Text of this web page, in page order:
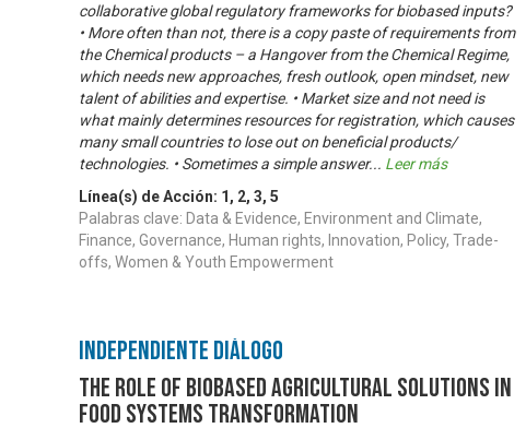
collaborative global regulatory frameworks for biobased inputs?
• More often than not, there is a copy paste of requirements from
the Chemical products – a Hangover from the Chemical Regime,
which needs new approaches, fresh outlook, open mindset, new
talent of abilities and expertise. • Market size and not need is
what mainly determines resources for registration, which causes
many small countries to lose out on beneficial products/
technologies. • Sometimes a simple answer... Leer más
Línea(s) de Acción: 1 , 2, 3, 5
Palabras clave: Data & Evidence, Environment and Climate,
Finance, Governance, Human rights, Innovation, Policy, Trade-
offs, Women & Youth Empowerment
Independiente Diálogo
The Role of Biobased Agricultural Solutions in
Food Systems Transformation